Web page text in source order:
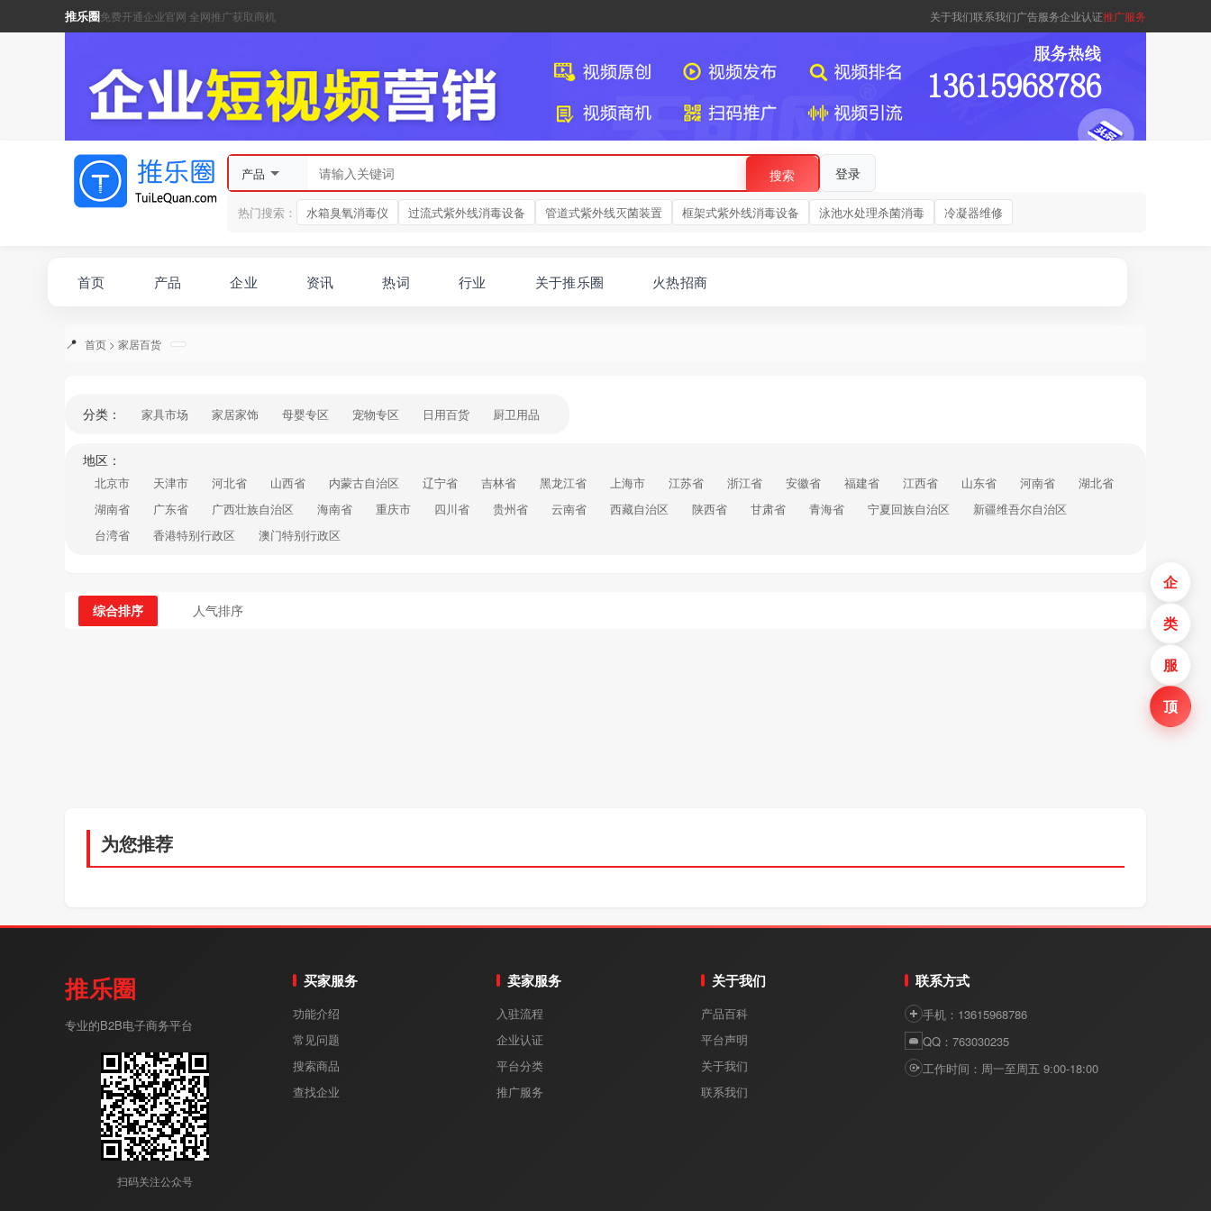
推乐圈免费开通企业官网 全网推广获取商机 关于我们联系我们广告服务企业认证推广服务
产品 搜索 登录
热门搜索： 水箱臭氧消毒仪 过流式紫外线消毒设备 管道式紫外线灭菌装置 框架式紫外线消毒设备 泳池水处理杀菌消毒 冷凝器维修
首页 产品 企业 资讯 热词 行业 关于推乐圈 火热招商
首页 > 家居百货
分类： 家具市场 家居家饰 母婴专区 宠物专区 日用百货 厨卫用品
地区：
北京市 天津市 河北省 山西省 内蒙古自治区 辽宁省 吉林省 黑龙江省 上海市 江苏省 浙江省 安徽省 福建省 江西省 山东省 河南省
湖北省
湖南省
广东省 广西壮族自治区 海南省 重庆市 四川省 贵州省 云南省 西藏自治区 陕西省 甘肃省 青海省 宁夏回族自治区
新疆维吾尔自治区
台湾省
香港特别行政区 澳门特别行政区
综合排序 人气排序
为您推荐
推乐圈
专业的B2B电子商务平台
扫码关注公众号
买家服务
功能介绍
常见问题
搜索商品
查找企业
卖家服务
入驻流程
企业认证
平台分类
推广服务
关于我们
产品百科
平台声明
关于我们
联系我们
联系方式
手机：13615968786
QQ：763030235
工作时间：周一至周五 9:00-18:00
企
类
服
顶